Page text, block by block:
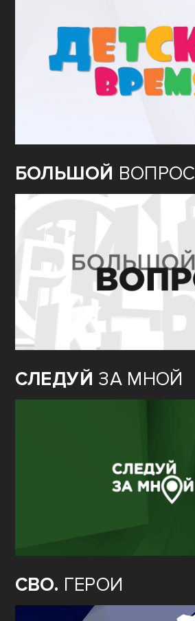
БОЛЬШОЙ ВОПРОС
СЛЕДУЙ ЗА МНОЙ
СВО. ГЕРОИ